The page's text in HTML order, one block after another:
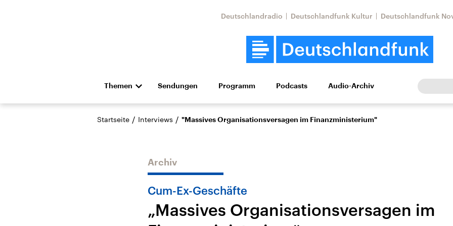
Deutschlandradio Deutschlandfunk Kultur Deutschlandfunk
Themen
Die Nachrichten Politik Wirtschaft Wissen Kultur Europa
Hörspiel und Feature Musik
Landtagswahl Sachsen-
Anhalt 2026
USA
Aktuelle Beiträge,
Nahostkonflikt
Iran
Aktuelle Lage und
Sendungen Programm Podcasts Audio-Archiv
Startseite / Interviews / "Massives Organisationsversagen im Finanzministerium"
Archiv
Cum-Ex-Geschäfte
„Massives Organisationsversagen im